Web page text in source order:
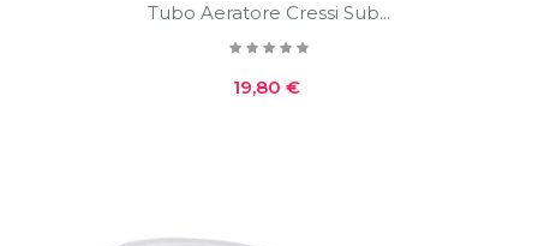
Tubo Aeratore Cressi Sub...
Prezzo
19,80 €